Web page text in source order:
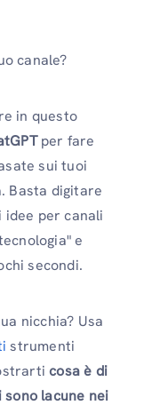
canale?
in questo
per fare
sui tuoi
Basta digitare
idee per canali
e
secondi.
nicchia? Usa
strumenti
cosa è di
sono lacune nei